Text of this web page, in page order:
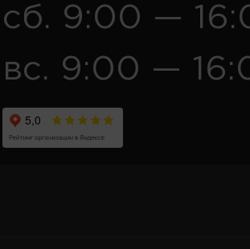
сб. 9:00 —
вс. 9:00 —